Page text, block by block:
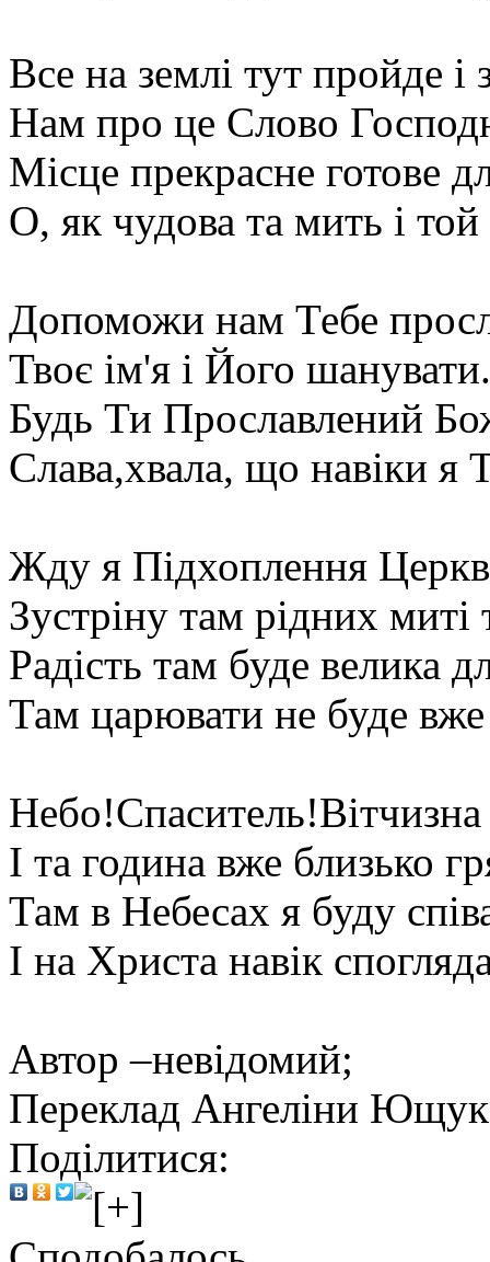
Все на землі тут пройде і
Нам про це Слово
Місце прекрасне готове
О, як чудова та мить і
Допоможи нам Тебе
Твоє ім'я і Його шанувати.
Будь Ти Прославлений
Слава,хвала, що навіки я
Жду я Підхоплення
Зустріну там рідних миті
Радість там буде велика
Там царювати не буде вже
І та година вже близько
Там в Небесах я буду
І на Христа навік
Автор –невідомий;
Переклад Ангеліни Ющук
Поділитися: